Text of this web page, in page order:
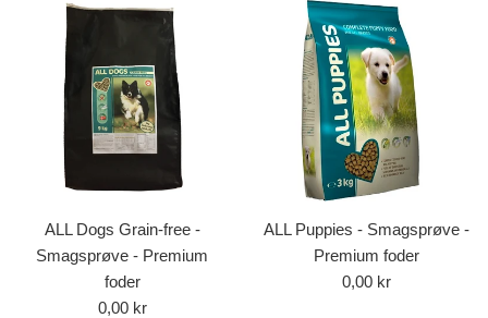
ALL Dogs Grain-free -
Smagsprøve - Premium
foder
Normalpris
0,00 kr
ALL Puppies - Smagsprøve -
Premium foder
Normalpris
0,00 kr